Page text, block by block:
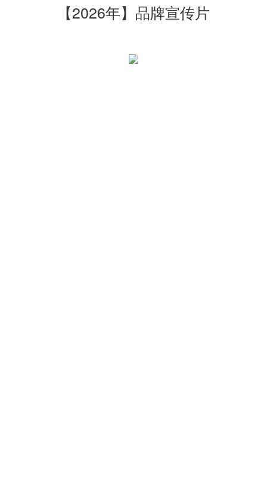
【2026年】品牌宣传片